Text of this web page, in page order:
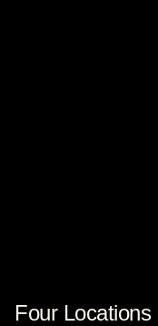
Four Locations